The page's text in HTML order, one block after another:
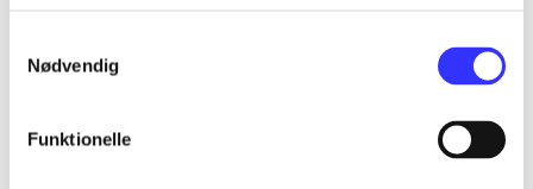
Nødvendig
Funktionelle